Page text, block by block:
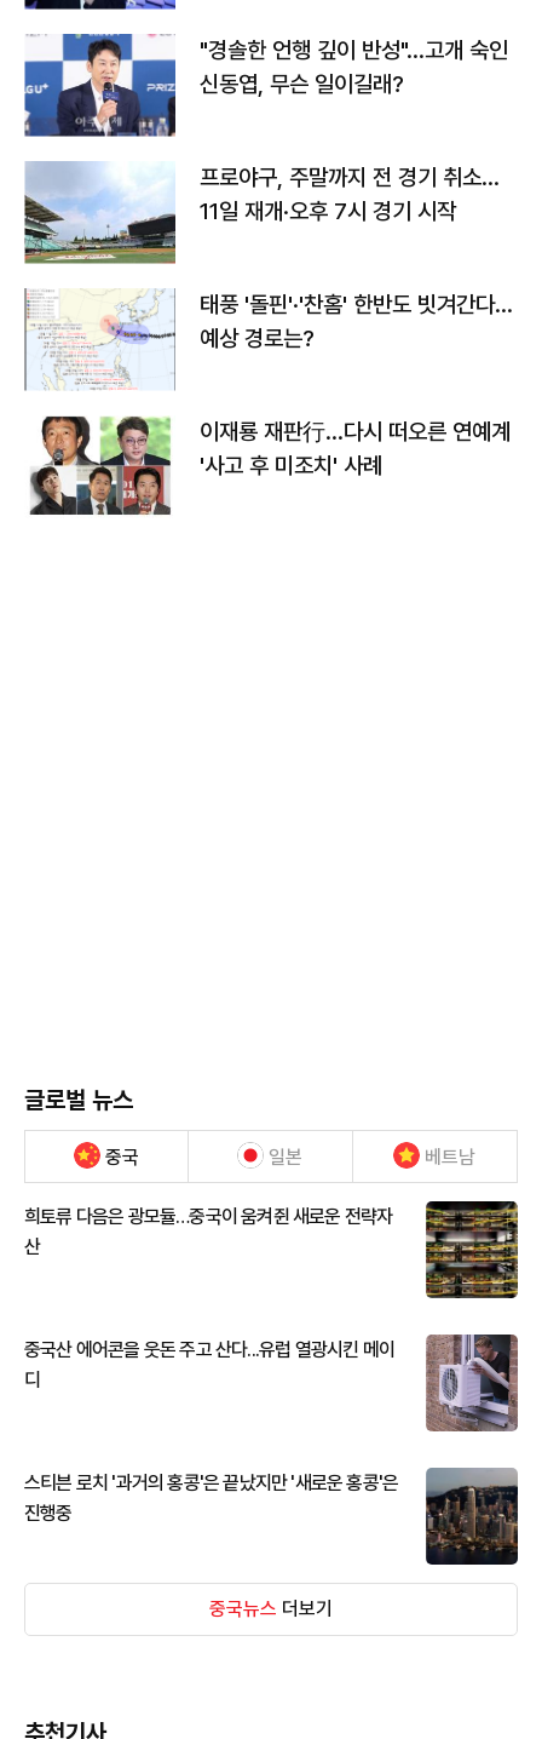
"경솔한 언행 깊이 반성"…고개 숙인
신동엽, 무슨 일이길래?
프로야구, 주말까지 전 경기 취소…
11일 재개·오후 7시 경기 시작
태풍 '돌핀'·'찬홈' 한반도 빗겨간다…
예상 경로는?
이재룡 재판行…다시 떠오른 연예계
'사고 후 미조치' 사례
글로벌 뉴스
중국 일본 베트남
희토류 다음은 광모듈…중국이 움켜쥔 새로운 전략자
산
중국산 에어콘을 웃돈 주고 산다...유럽 열광시킨 메이
디
스티븐 로치 '과거의 홍콩'은 끝났지만 '새로운 홍콩'은
진행중
중국뉴스 더보기
추천기사